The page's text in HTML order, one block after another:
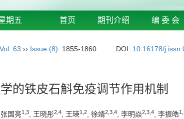
期五 首页 期刊介绍 编 委 会
Vol. 63 ›› Issue (8): 1855-1860. DOI: 10.16178/
的铁皮石斛免疫调节作用机制
国亮1 3, 王晓彤2 4, 王瑛1 2, 徐靖2 3 4, 李明焱2 3 4, 李振皓1